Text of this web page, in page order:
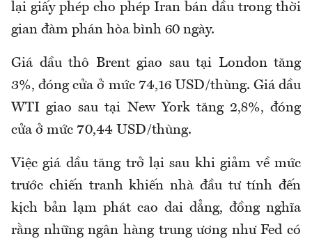
lại giấy phép cho phép Iran bán dầu trong thời
gian đàm phán hòa bình 60 ngày.
Giá dầu thô Brent giao sau tại London tăng
3%, đóng cửa ở mức 74,16 USD/thùng. Giá dầu
WTI giao sau tại New York tăng 2,8%, đóng
cửa ở mức 70,44 USD/thùng.
Việc giá dầu tăng trở lại sau khi giảm về mức
trước chiến tranh khiến nhà đầu tư tính đến
kịch bản lạm phát cao dai dẳng, đồng nghĩa
rằng những ngân hàng trung ương như Fed có